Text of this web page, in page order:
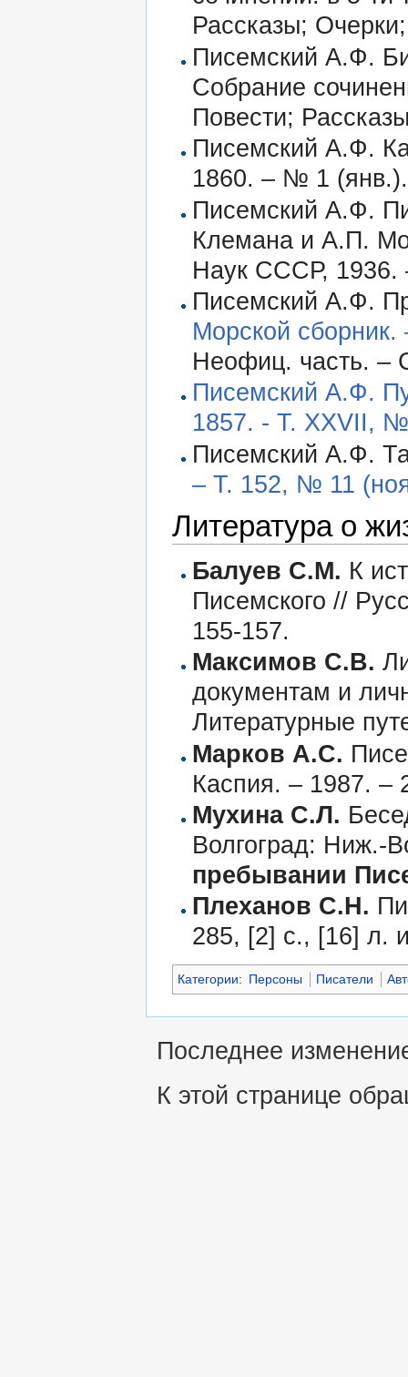
Рассказы;
Писемский А.Ф.
Собрание
Повести;
Писемский А.Ф.
1860. – № 1
Писемский А.Ф.
Клемана и А.П.
Наук СССР, 1936.
Писемский А.Ф.
Морской
Неофиц. часть. –
Писемский А.Ф.
1857. - Т. XXVII,
Писемский А.Ф.
– Т. 152, № 11
Литература о
Балуев С.М. К
Писемского //
155-157.
Максимов С.В.
документам и
Литературные
Марков А.С.
Каспия. – 1987.
Мухина С.Л.
Волгоград: Ниж.-
пребывании
Плеханов С.Н.
285, [2] с., [16] л.
Категории: Персоны Писатели
Последнее
К этой странице